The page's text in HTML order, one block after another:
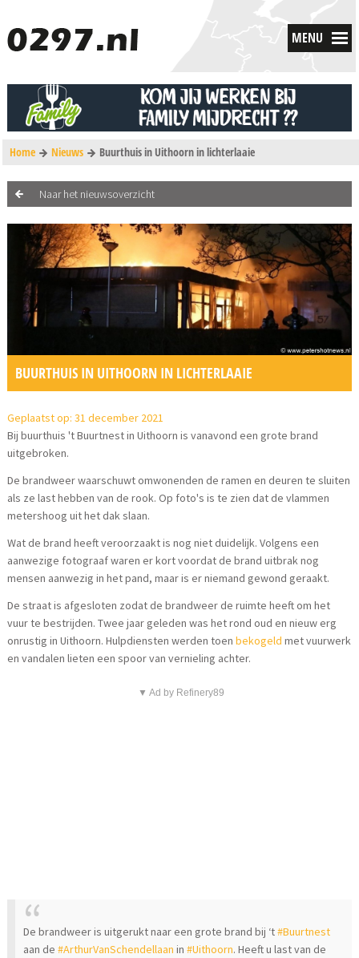
MENU
Home Nieuws Buurthuis in Uithoorn in lichterlaaie
Naar het nieuwsoverzicht
BUURTHUIS IN UITHOORN IN LICHTERLAAIE
Geplaatst op: 31 december 2021
Bij buurthuis 't Buurtnest in Uithoorn is vanavond een grote brand
uitgebroken.
De brandweer waarschuwt omwonenden de ramen en deuren te sluiten
als ze last hebben van de rook. Op foto's is te zien dat de vlammen
metershoog uit het dak slaan.
Wat de brand heeft veroorzaakt is nog niet duidelijk. Volgens een
aanwezige fotograaf waren er kort voordat de brand uitbrak nog
mensen aanwezig in het pand, maar is er niemand gewond geraakt.
De straat is afgesloten zodat de brandweer de ruimte heeft om het
vuur te bestrijden. Twee jaar geleden was het rond oud en nieuw erg
onrustig in Uithoorn. Hulpdiensten werden toenbekogeld met vuurwerk
en vandalen lieten een spoor van vernieling achter.
▼ Ad by Refinery89
De brandweer is uitgerukt naar een grote brand bij ‘t#Buurtnest
aan de#ArthurVanSchendellaan in#Uithoorn. Heeft u last van de